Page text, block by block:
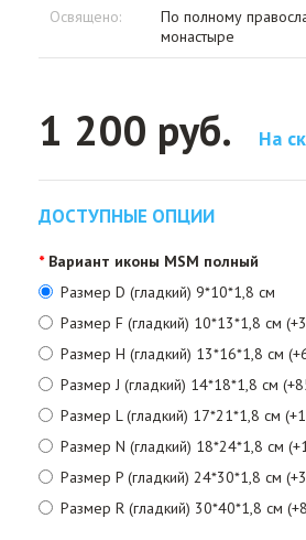
Освящено:
По полному
монастыре
1 200 руб. На
ДОСТУПНЫЕ ОПЦИИ
Вариант иконы MSM полный
Размер D (гладкий) 9*10*1,8 см
Размер F (гладкий) 10*13*1,8 см
Размер H (гладкий) 13*16*1,8 см
Размер J (гладкий) 14*18*1,8 см
Размер L (гладкий) 17*21*1,8 см
Размер N (гладкий) 18*24*1,8 см
Размер P (гладкий) 24*30*1,8 см
Размер R (гладкий) 30*40*1,8 см